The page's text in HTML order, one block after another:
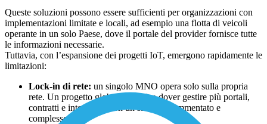
Queste soluzioni possono essere sufficienti per organizzazioni con
implementazioni limitate e locali, ad esempio una flotta di veicoli
operante in un solo Paese, dove il portale del provider fornisce tutte
le informazioni necessarie.
Tuttavia, con l’espansione dei progetti IoT, emergono rapidamente le
limitazioni:
Lock-in di rete: un singolo MNO opera solo sulla propria
rete. Un progetto globale significa dover gestire più portali,
contratti e interfacce, con un sistema frammentato e
complesso.